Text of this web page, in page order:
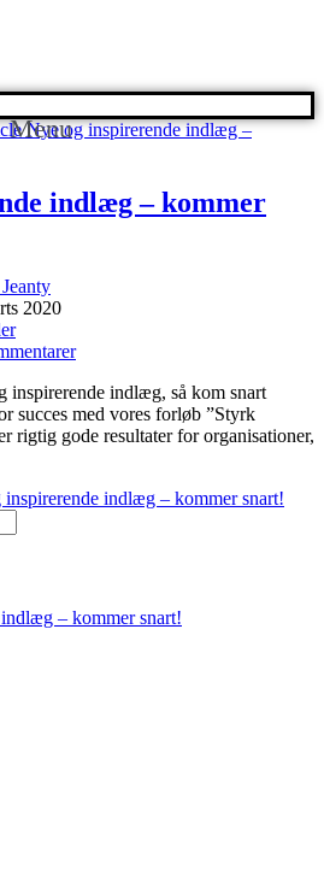
Menu
indlæg – kommer
2020
inspirerende indlæg, så kom snart
succes med vores forløb ”Styrk
rigtig gode resultater for organisationer,
inspirerende indlæg – kommer snart!
– kommer snart!